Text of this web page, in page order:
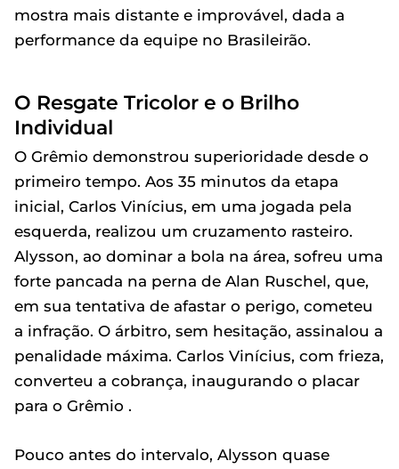
mostra mais distante e improvável, dada a
performance da equipe no Brasileirão.
O Resgate Tricolor e o Brilho
Individual
O Grêmio demonstrou superioridade desde o
primeiro tempo. Aos 35 minutos da etapa
inicial, Carlos Vinícius, em uma jogada pela
esquerda, realizou um cruzamento rasteiro.
Alysson, ao dominar a bola na área, sofreu uma
forte pancada na perna de Alan Ruschel, que,
em sua tentativa de afastar o perigo, cometeu
a infração. O árbitro, sem hesitação, assinalou a
penalidade máxima. Carlos Vinícius, com frieza,
converteu a cobrança, inaugurando o placar
para o Grêmio .
Pouco antes do intervalo, Alysson quase